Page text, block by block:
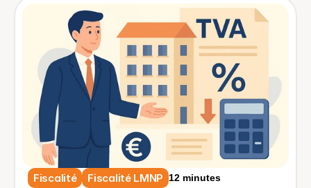
Fiscalité Fiscalité LMNP 12 minutes